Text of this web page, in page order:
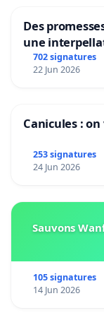
Des
une
climat et de
702 signatures
22 Jun 2026
Canicules :
253 signatures
24 Jun 2026
Sauvons
105 signatures
14 Jun 2026